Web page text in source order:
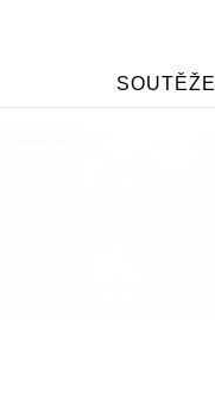
SOUTĚŽE